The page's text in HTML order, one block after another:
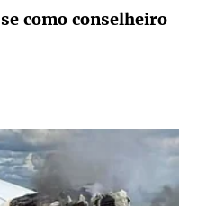
como conselheiro